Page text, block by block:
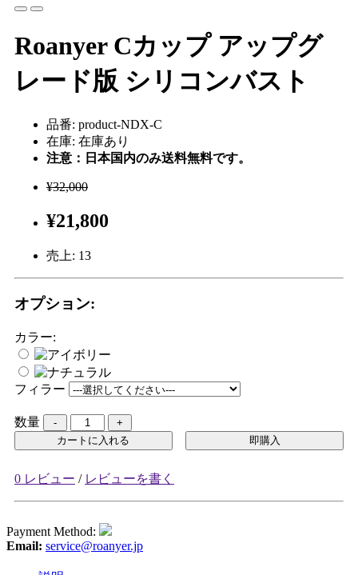
Roanyer Cカップ アップグ
レード版 シリコンバスト
品番: product-NDX-C
在庫: 在庫あり
注意：日本国内のみ送料無料です。
¥32,000
¥21,800
売上: 13
オプション:
カラー:
フィラー
数量
カートに入れる 即購入
0 レビュー / レビューを書く
Payment Method:
Email: service@roanyer.jp